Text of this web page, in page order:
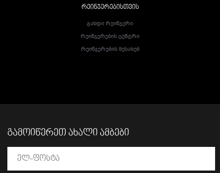
ᲠᲔᲘᲜᲯᲔᲠᲔᲑᲘᲡᲗᲕᲘᲡ
Გახდი Რეინჯერი
Რეინჯერების Ცენტრი
Რეინჯერების Შესახებ
ᲒᲐᲛᲝᲘᲬᲔᲠᲔᲗ ᲐᲮᲐᲚᲘ ᲐᲛᲑᲔᲑᲘ